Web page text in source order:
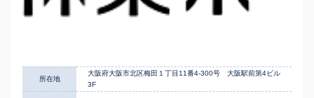
所在地
大阪府大阪市北区梅田１丁目11番4-300号 大阪駅前第4ビル
3F